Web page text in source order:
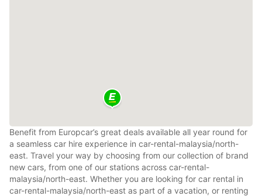
Benefit from Europcar’s great deals available all year round for
a seamless car hire experience in car-rental-malaysia/north-
east. Travel your way by choosing from our collection of brand
new cars, from one of our stations across car-rental-
malaysia/north-east. Whether you are looking for car rental in
car-rental-malaysia/north-east as part of a vacation, or renting